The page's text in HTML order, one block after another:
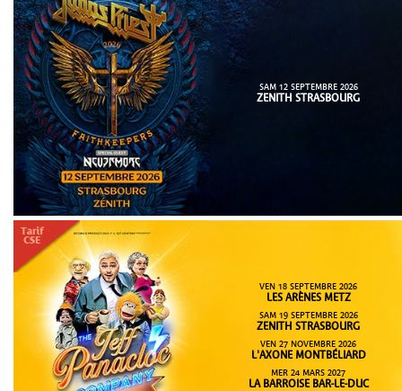
SAM 12 SEPTEMBRE 2026
ZENITH STRASBOURG
VEN 18 SEPTEMBRE 2026
LES ARÈNES METZ
SAM 19 SEPTEMBRE 2026
ZENITH STRASBOURG
VEN 27 NOVEMBRE 2026
L'AXONE MONTBÉLIARD
MER 24 MARS 2027
LA BARROISE BAR-LE-DUC